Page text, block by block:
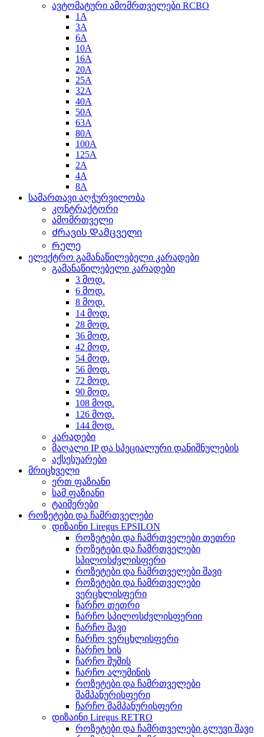
ავტომატური ამომრთველები RCBO
1A
3A
6A
10A
16A
20A
25A
32A
40A
50A
63A
80A
100A
125A
2A
4A
8A
სამართავი აღჭურვილობა
კონტრაქტორი
ამომრთველი
Ძრავის Დამცველი
Რელე
ელექტრო გამანაწილებელი კარადები
გამანაწილებელი კარადები
3 მოდ.
6 მოდ.
8 მოდ.
14 მოდ.
28 მოდ.
36 მოდ.
42 მოდ.
54 მოდ.
56 მოდ.
72 მოდ.
90 მოდ.
108 მოდ.
126 მოდ.
144 მოდ.
კარადები
მაღალი IP და სპეციალური დანიშნულების
აქსესუარები
მრიცხველი
ერთ ფაზიანი
სამ ფაზიანი
ტაიმერები
როზეტები და ჩამრთველები
დიზაინი Liregus EPSILON
როზეტები და ჩამრთველები თეთრი
როზეტები და ჩამრთველები
სპილოსძვლისფერი
როზეტები და ჩამრთველები შავი
როზეტები და ჩამრთველები
ვერცხლისფერი
ჩარჩო თეთრი
ჩარჩო სპილოსძვლისფერიი
ჩარჩო შავი
ჩარჩო ვერცხლისფერი
ჩარჩო ხის
ჩარჩო შუშის
ჩარჩო ალუმინის
როზეტები და ჩამრთველები
შამპანურისფერი
ჩარჩო შამპანურისფერი
დიზაინი Liregus RETRO
როზეტები და ჩამრთველები გლუვი შავი